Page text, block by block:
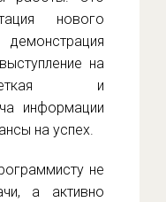
нового
демонстрация
на
и
информации
на успех.
не
а активно